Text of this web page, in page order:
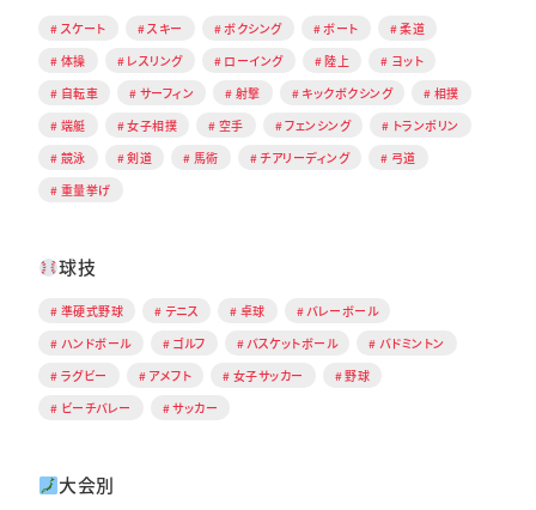
スケート スキー ボクシング ボート
柔道
体操
レスリング ローイング 陸上
ヨット
自転車
サーフィン 射撃 キックボクシング
相撲
端艇
女子相撲 空手 フェンシング
トランポリン
競泳
剣道 馬術 チアリーディング
弓道
重量挙げ
球技
準硬式野球 テニス 卓球
バレーボール
ハンドボール
ゴルフ バスケットボール
バドミントン
ラグビー
アメフト 女子サッカー
野球
ビーチバレー
サッカー
大会別